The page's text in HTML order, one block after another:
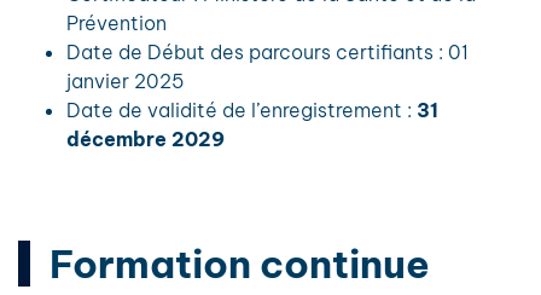
Prévention
Date de Début des parcours certifiants : 01
janvier 2025
Date de validité de l’enregistrement : 31
décembre 2029
Formation continue